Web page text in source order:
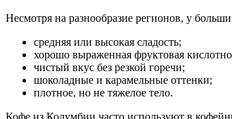
Несмотря на разнообразие регионов, у
средняя или высокая сладость;
хорошо выраженная фруктовая
чистый вкус без резкой горечи;
шоколадные и карамельные оттенки;
плотное, но не тяжелое тело.